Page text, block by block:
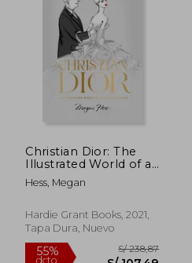
55%
dcto. S/ 110,66
Christian Dior: The
Illustrated World of a
Fashion Master (en
Inglés)
Hess, Megan
Hardie Grant Books, 2021,
Tapa Dura, Nuevo